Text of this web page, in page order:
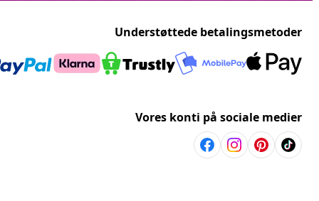
Understøttede betalingsmetoder
Vores konti på sociale medier